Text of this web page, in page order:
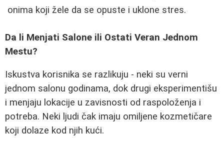
onima koji žele da se opuste i uklone stres.
Da li Menjati Salone ili Ostati Veran Jednom
Mestu?
Iskustva korisnika se razlikuju - neki su verni
jednom salonu godinama, dok drugi eksperimentišu
i menjaju lokacije u zavisnosti od raspoloženja i
potreba. Neki ljudi čak imaju omiljene kozmetičare
koji dolaze kod njih kući.